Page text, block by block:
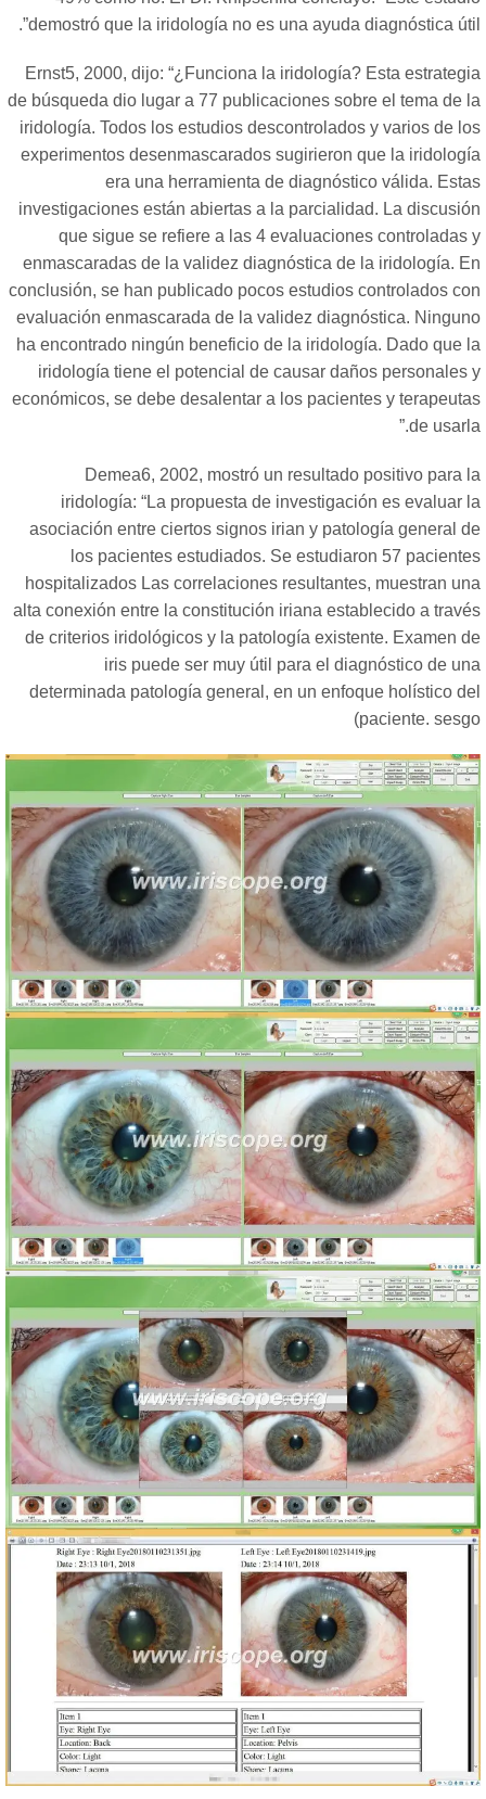
demostró que la iridología no es una ayuda diagnóstica
”.
Ernst5, 2000, dijo:“ ¿Funciona la iridología? Esta
de búsqueda dio lugar a 77 publicaciones sobre el tema de
iridología. Todos los estudios descontrolados y varios de
experimentos desenmascarados sugirieron que la
era una herramienta de diagnóstico válida.
investigaciones están abiertas a la parcialidad. La
que sigue se refiere a las 4 evaluaciones controladas
enmascaradas de la validez diagnóstica de la iridología.
conclusión, se han publicado pocos estudios controlados
evaluación enmascarada de la validez diagnóstica.
ha encontrado ningún beneficio de la iridología. Dado que
iridología tiene el potencial de causar daños personales
económicos, se debe desalentar a los pacientes y
de
”
Demea6, 2002, mostró un resultado positivo para
iridología:“La propuesta de investigación es evaluar
asociación entre ciertos signos irian y patología general
los pacientes estudiados. Se estudiaron 57
hospitalizados Las correlaciones resultantes, muestran
alta conexión entre la constitución iriana establecido a
de criterios iridológicos y la patología existente. Examen
iris puede ser muy útil para el diagnóstico de
determinada patología general, en un enfoque holístico
paciente.